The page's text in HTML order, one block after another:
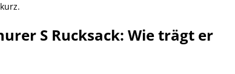
S Rucksack: Wie trägt er